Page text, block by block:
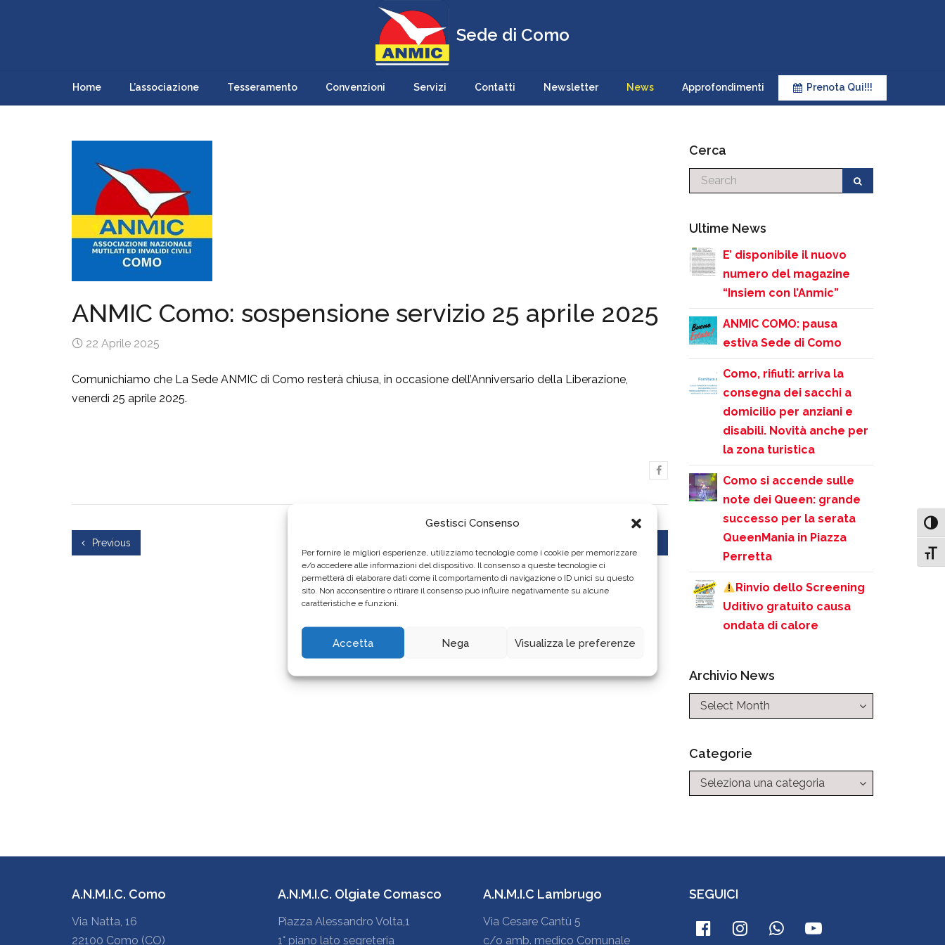
Gestisci Consenso
Per fornire le migliori esperienze, utilizziamo tecnologie come i cookie per memorizzare
e/o accedere alle informazioni del dispositivo. Il consenso a queste tecnologie ci
permetterà di elaborare dati come il comportamento di navigazione o ID unici su questo
sito. Non acconsentire o ritirare il consenso può influire negativamente su alcune
caratteristiche e funzioni.
Accetta Nega Visualizza le preferenze
Sede di Como
Home L’associazione Tesseramento Convenzioni Servizi Contatti Newsletter News Approfondimenti Prenota Qui!!!
ANMIC Como: sospensione servizio 25 aprile 2025
22 Aprile 2025
Comunichiamo che La Sede ANMIC di Como resterà chiusa, in occasione dell’Anniversario della Liberazione,
venerdì 25 aprile 2025.
Previous
Cerca
Cerca
Ultime News
E’ disponibile il nuovo
numero del magazine
“Insiem con l’Anmic”
ANMIC COMO: pausa
estiva Sede di Como
Como, rifiuti: arriva la
consegna dei sacchi a
domicilio per anziani e
disabili. Novità anche per
la zona turistica
Como si accende sulle
note dei Queen: grande
successo per la serata
QueenMania in Piazza
Perretta
Rinvio dello Screening
Uditivo gratuito causa
ondata di calore
Archivio News
Categorie
Categorie
A.N.M.I.C. Como
Via Natta, 16
22100 Como (CO)
A.N.M.I.C. Olgiate Comasco
Piazza Alessandro Volta,1
1° piano lato segreteria
A.N.M.I.C Lambrugo
Via Cesare Cantù 5
c/o amb. medico Comunale
SEGUICI